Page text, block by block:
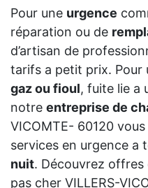
Pour une urgence
réparation ou de
d’artisan de
tarifs a petit prix. Pour
gaz ou fioul, fuite lie a
notre entreprise de
VICOMTE- 60120
services en urgence a
nuit. Découvrez
pas cher VILLERS-